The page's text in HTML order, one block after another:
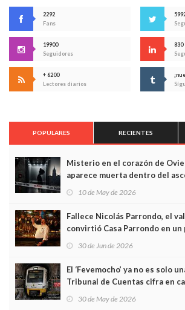
2292
Fans
19900
Seguidores
830
+ 6200
Lectores diarios
POPULARES RECIENTES
Misterio en el corazón de
aparece muerta dentro del
edificio y las cámaras captan
10 de May de 2026
Fallece Nicolás Parrondo, el
convirtió Casa Parrondo en un
Asturias en Madrid
30 de Jun de 2026
El ‘Fevemocho’ ya no es solo
Tribunal de Cuentas cifra en
sobrecoste de los trenes que
30 de May de 2026